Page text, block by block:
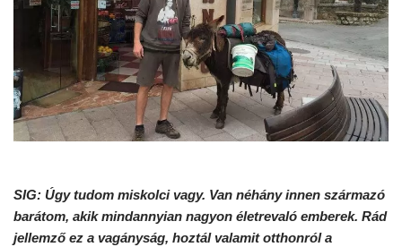
SIG: Úgy tudom miskolci vagy. Van néhány innen származó
barátom, akik mindannyian nagyon életrevaló emberek. Rád
jellemző ez a vagányság, hoztál valamit otthonról a